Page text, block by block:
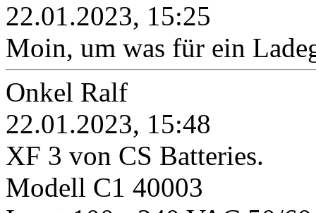
22.01.2023, 15:25
Moin, um was für ein
Onkel Ralf
22.01.2023, 15:48
XF 3 von CS Batteries.
Modell C1 40003